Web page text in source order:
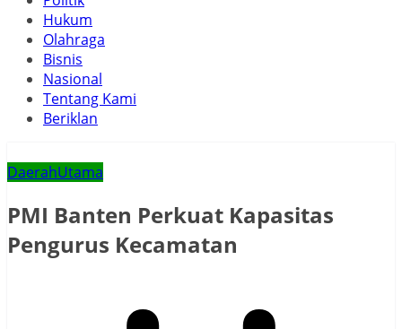
Hukum
Olahraga
Bisnis
Nasional
Tentang Kami
Beriklan
DaerahUtama
PMI Banten Perkuat Kapasitas
Pengurus Kecamatan